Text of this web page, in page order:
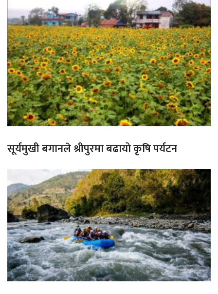
सूर्यमुखी बगानले श्रीपुरमा बढायो कृषि पर्यटन